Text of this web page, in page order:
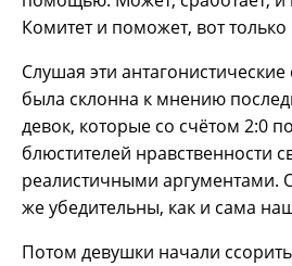
Комитет и поможет, вот
Слушая эти
была склонна к мнению
девок, которые со счётом 2:0
блюстителей нравственности
реалистичными аргументами.
же убедительны, как и сама
Потом девушки начали